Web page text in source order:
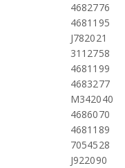
4682776
4681195
J782021
3112758
4681199
4683277
M342040
4686070
4681189
7054528
J922090